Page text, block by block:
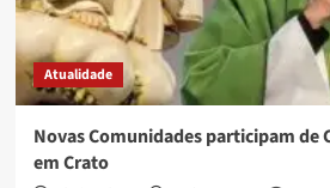
Atualidade
Novas Comunidades participam de
em Crato